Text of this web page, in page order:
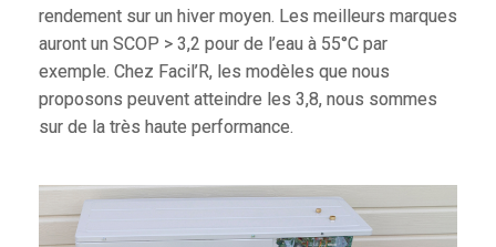
rendement sur un hiver moyen. Les meilleurs marques
auront un SCOP > 3,2 pour de l’eau à 55°C par
exemple. Chez Facil’R, les modèles que nous
proposons peuvent atteindre les 3,8, nous sommes
sur de la très haute performance.